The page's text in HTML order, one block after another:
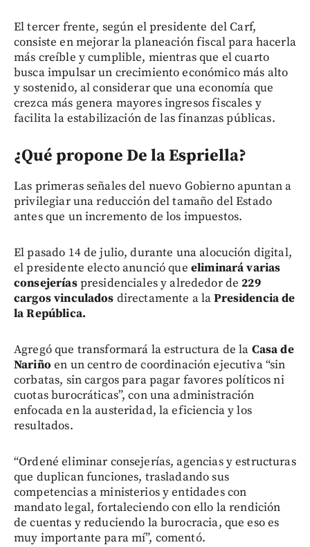
El tercer frente, según el presidente del Carf,
consiste en mejorar la planeación fiscal para hacerla
más creíble y cumplible, mientras que el cuarto
busca impulsar un crecimiento económico más alto
y sostenido, al considerar que una economía que
crezca más genera mayores ingresos fiscales y
facilita la estabilización de las finanzas públicas.
¿Qué propone De la Espriella?
Las primeras señales del nuevo Gobierno apuntan a
privilegiar una reducción del tamaño del Estado
antes que un incremento de los impuestos.
El pasado 14 de julio, durante una alocución digital,
el presidente electo anunció que eliminará varias
consejeríaspresidenciales y alrededor de 229
cargos vinculados directamente a laPresidencia de
la República.
Agregó que transformará la estructura de la Casa de
Nariño en un centro de coordinación ejecutiva “sin
corbatas, sin cargos para pagar favores políticos ni
cuotas burocráticas”, con una administración
enfocada en la austeridad, la eficiencia y los
resultados.
“Ordené eliminar consejerías, agencias y estructuras
que duplican funciones, trasladando sus
competencias a ministerios y entidades con
mandato legal, fortaleciendo con ello la rendición
de cuentas y reduciendo la burocracia, que eso es
muy importante para mí”, comentó.